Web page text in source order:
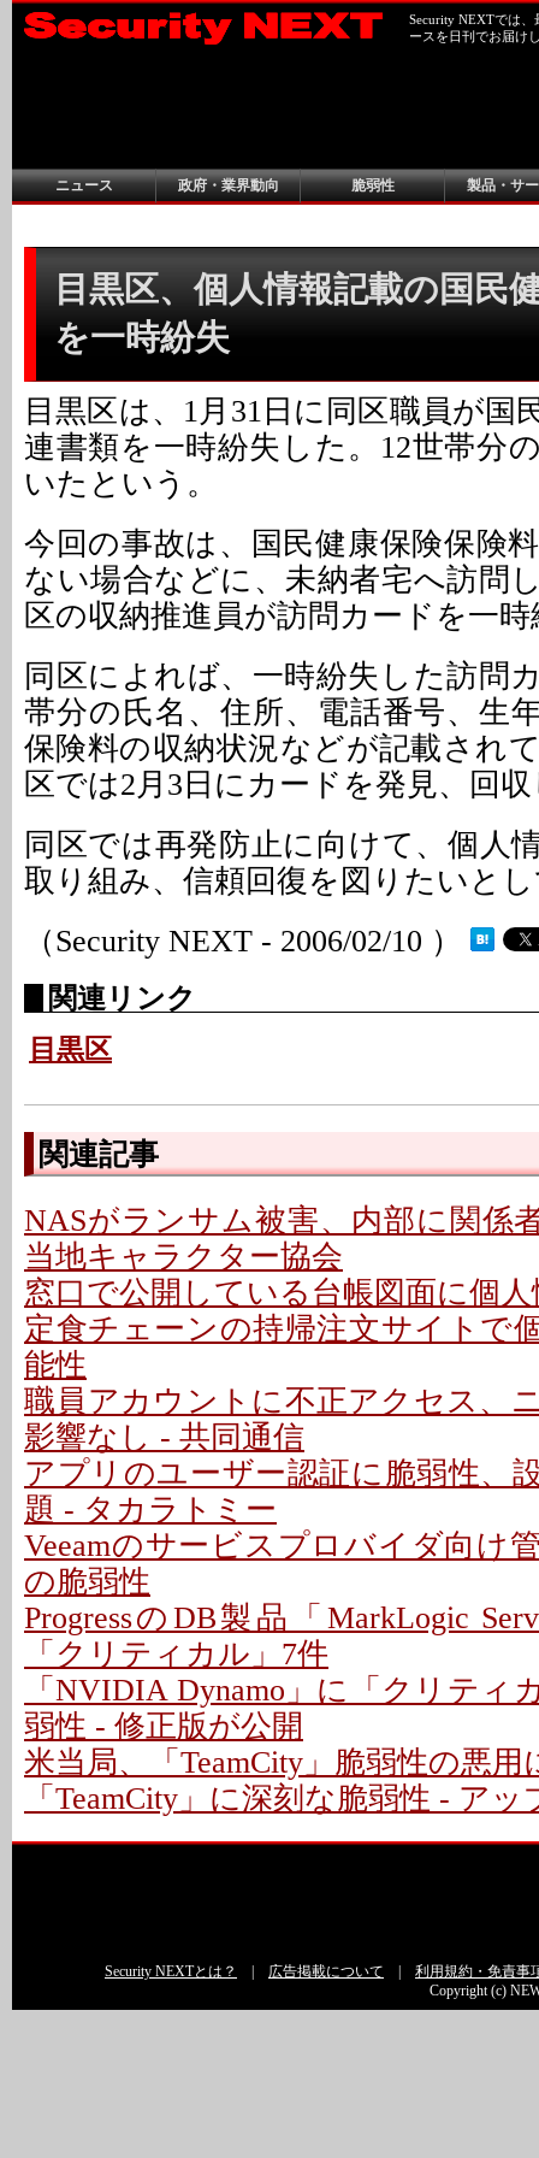
Security NEXTでは
ースを日刊でお届け
ニュース 政府・業界動向 脆弱性 製品・サ
目黒区、個人情報記載の国民
を一時紛失
目黒区は、1月31日に同区職員が国
連書類を一時紛失した。12世帯分
いたという。
今回の事故は、国民健康保険保険
ない場合などに、未納者宅へ訪問
区の収納推進員が訪問カードを一
同区によれば、一時紛失した訪問
帯分の氏名、住所、電話番号、生
保険料の収納状況などが記載され
区では2月3日にカードを発見、回
同区では再発防止に向けて、個人
取り組み、信頼回復を図りたいと
（Security NEXT - 2006/02/10 ）
関連リンク
目黒区
関連記事
NASがランサム被害、内部に関係
当地キャラクター協会
窓口で公開している台帳図面に個
定食チェーンの持帰注文サイトで
能性
職員アカウントに不正アクセス、
影響なし - 共同通信
アプリのユーザー認証に脆弱性、
題 - タカラトミー
Veeamのサービスプロバイダ向け
の脆弱性
ProgressのDB製品「MarkLogic
「クリティカル」7件
「NVIDIA Dynamo」に「クリティ
弱性 - 修正版が公開
米当局、「TeamCity」脆弱性の悪用
「TeamCity」に深刻な脆弱性 - ア
Security NEXTとは？ 広告掲載について
利用規約・免責事
Copyright (c)